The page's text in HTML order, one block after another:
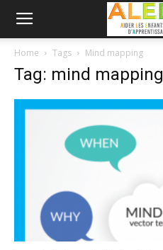
Home Tags Mind mapping
Tag: mind mapping